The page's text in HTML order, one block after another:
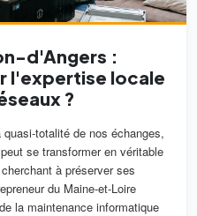
d'Angers :
l'expertise locale
?
quasi-totalité de nos échanges,
se transformer en véritable
à préserver ses
du Maine-et-Loire
la maintenance informatique